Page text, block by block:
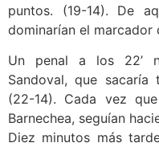
puntos. (19-14). De
dominarían el marcador
Un penal a los 22’
Sandoval, que
(22-14). Cada vez
Barnechea, seguían
Diez minutos más